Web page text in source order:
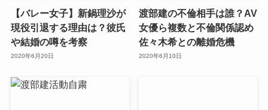
【バレー女子】新鍋理沙が
現役引退する理由は？彼氏
や結婚の噂を考察
2020年6月20日
渡部建の不倫相手は誰？AV
女優ら複数と不倫関係認め
佐々木希との離婚危機
2020年6月10日